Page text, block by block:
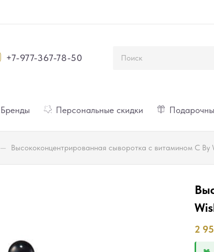
+7-977-367-78-50
Бренды Персональные скидки
— Высококонцентрированная сыворотка с витамином С By
2